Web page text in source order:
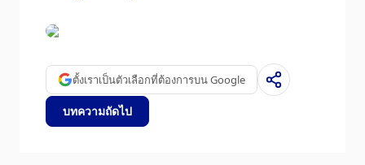
ตั้งเราเป็นตัวเลือกที่ต้องการบน Google
บทความถัดไป